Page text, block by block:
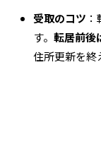
受取のコツ
す。転居前後
住所更新を終